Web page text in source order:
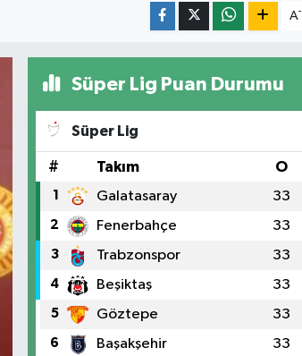
A-
Süper Lig Puan Durumu
Süper Lig
# Takım O
1 Galatasaray 33
2 Fenerbahçe 33
3 Trabzonspor 33
4 Beşiktaş 33
5 Göztepe 33
6 Başakşehir 33